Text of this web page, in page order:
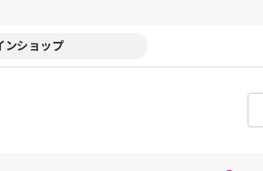
ンショップ